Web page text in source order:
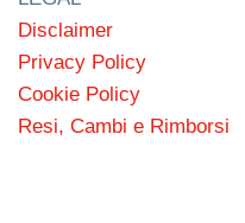
Disclaimer
Privacy Policy
Cookie Policy
Resi, Cambi e Rimborsi